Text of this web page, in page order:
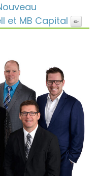
et MB Capital